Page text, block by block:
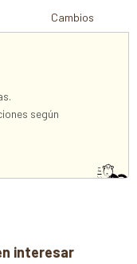
Cambios
según
interesar